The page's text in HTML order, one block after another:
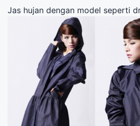
Jas hujan dengan model seperti